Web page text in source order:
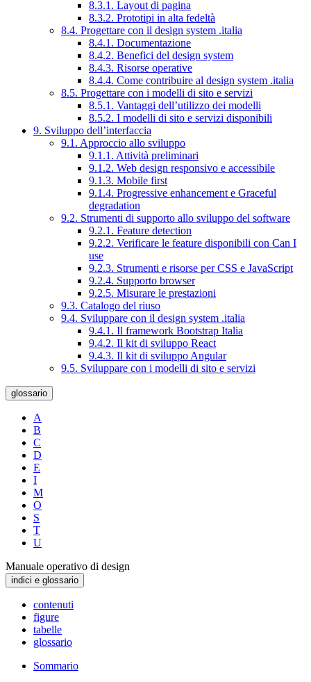
8.3.1. Layout di pagina
8.3.2. Prototipi in alta fedeltà
8.4. Progettare con il design system .italia
8.4.1. Documentazione
8.4.2. Benefici del design system
8.4.3. Risorse operative
8.4.4. Come contribuire al design system .italia
8.5. Progettare con i modelli di sito e servizi
8.5.1. Vantaggi dell’utilizzo dei modelli
8.5.2. I modelli di sito e servizi disponibili
9. Sviluppo dell’interfaccia
9.1. Approccio allo sviluppo
9.1.1. Attività preliminari
9.1.2. Web design responsivo e accessibile
9.1.3. Mobile first
9.1.4. Progressive enhancement e Graceful
degradation
9.2. Strumenti di supporto allo sviluppo del software
9.2.1. Feature detection
9.2.2. Verificare le feature disponibili con Can I
use
9.2.3. Strumenti e risorse per CSS e JavaScript
9.2.4. Supporto browser
9.2.5. Misurare le prestazioni
9.3. Catalogo del riuso
9.4. Sviluppare con il design system .italia
9.4.1. Il framework Bootstrap Italia
9.4.2. Il kit di sviluppo React
9.4.3. Il kit di sviluppo Angular
9.5. Sviluppare con i modelli di sito e servizi
glossario
A
B
C
D
E
I
M
O
S
T
U
Manuale operativo di design
indici e glossario
contenuti
figure
tabelle
glossario
Sommario